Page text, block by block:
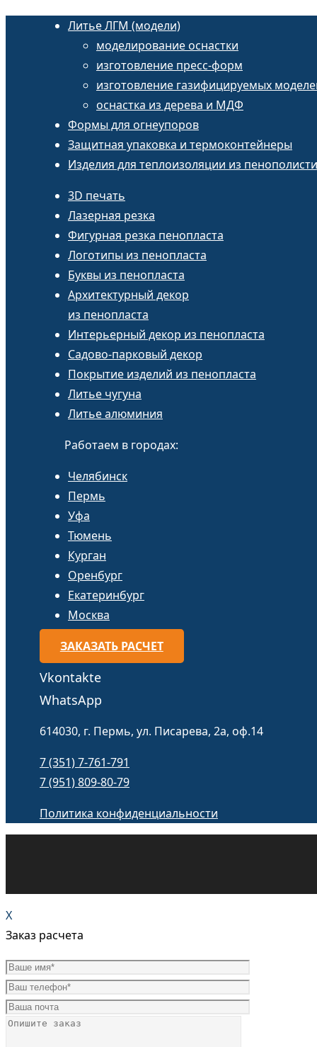
Литье ЛГМ (модели)
моделирование оснастки
изготовление пресс-форм
изготовление газифицируемых
оснастка из дерева и МДФ
Формы для огнеупоров
Защитная упаковка и термоконтейнеры
Изделия для теплоизоляции из
3D печать
Лазерная резка
Фигурная резка пенопласта
Логотипы из пенопласта
Буквы из пенопласта
Архитектурный декор
из пенопласта
Интерьерный декор из пенопласта
Садово-парковый декор
Покрытие изделий из пенопласта
Литье чугуна
Литье алюминия
Работаем в городах:
Челябинск
Пермь
Уфа
Тюмень
Курган
Оренбург
Екатеринбург
Москва
ЗАКАЗАТЬ РАСЧЕТ
Vkontakte
WhatsApp
614030, г. Пермь, ул. Писарева, 2а, оф.14
7 (351) 7-761-791
7 (951) 809-80-79
Политика конфиденциальности
X
Заказ расчета